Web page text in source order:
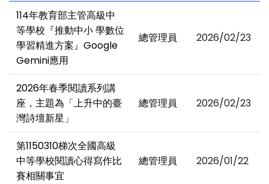
114年教育部主管高級中
等學校『推動中小 學數位
學習精進方案』Google
Gemini應用
總管理員 2026/02/23
2026年春季閱讀系列講
座，主題為「上升中的臺
灣詩壇新星」
總管理員 2026/02/23
第1150310梯次全國高級
中等學校閱讀心得寫作比
賽相關事宜
總管理員 2026/01/22